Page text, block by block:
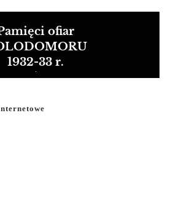
ofiar
1932-33 r.